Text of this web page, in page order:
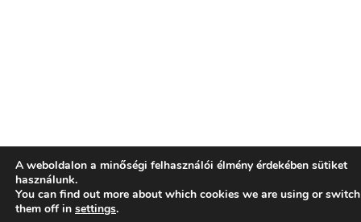
A weboldalon a minőségi felhasználói élmény érdekében sütiket
használunk.
You can find out more about which cookies we are using or switch
them off in settings.